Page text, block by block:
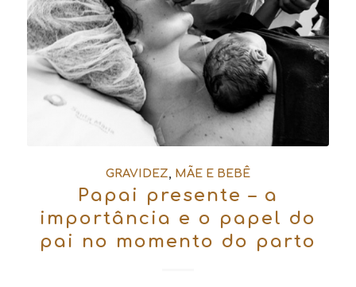
GRAVIDEZ MÃE E BEBÊ
Papai presente – a
importância e o papel do
pai no momento do parto